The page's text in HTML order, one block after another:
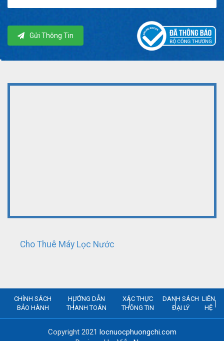
Gửi Thông Tin
Cho Thuê Máy Lọc Nước
CHÍNH SÁCH
BẢO HÀNH
HƯỚNG DẪN
THANH TOÁN
XÁC THỰC
THÔNG TIN
DANH SÁCH
ĐẠI LÝ
LIÊN
HỆ
Copyright 2021 locnuocphuongchi.com